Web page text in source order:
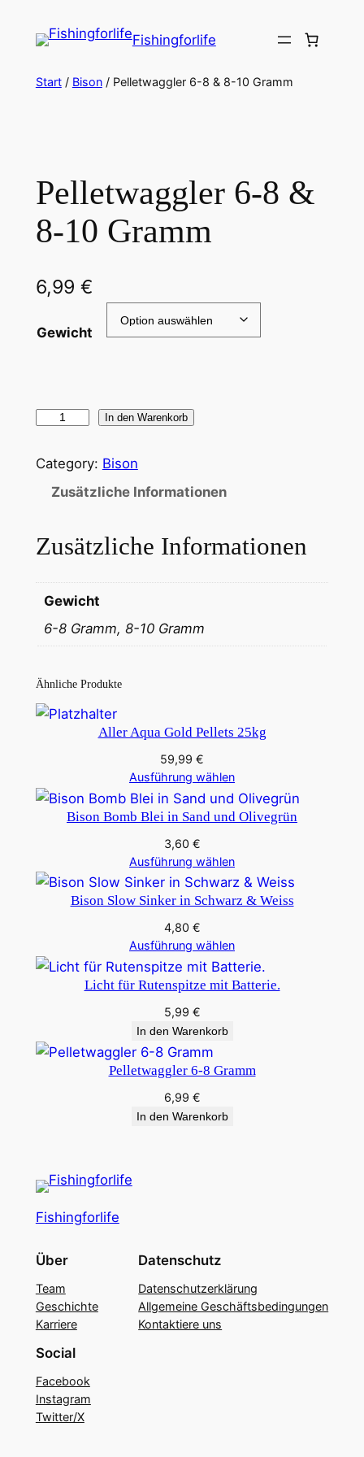
Inhalt
Fishingforlife
Start/ Bison/ Pelletwaggler 6-8 & 8-10 Gramm
Pelletwaggler 6-8 &
8-10 Gramm
6,99 €
Gewicht
l
w
g
e
6
-
-
r
M
e
In den Warenkorb
Category: Bison
Zusätzliche Informationen
Zusätzliche Informationen
Gewicht
6-8 Gramm, 8-10 Gramm
Ähnliche Produkte
Aller Aqua Gold Pellets 25kg
59,99 €
Ausführung wählen
Bison Bomb Blei in Sand und Olivegrün
3,60 €
Ausführung wählen
Bison Slow Sinker in Schwarz & Weiss
4,80 €
Ausführung wählen
Licht für Rutenspitze mit Batterie.
5,99 €
In den Warenkorb
Pelletwaggler 6-8 Gramm
6,99 €
In den Warenkorb
Fishingforlife
Über
Team
Geschichte
Karriere
Datenschutz
Datenschutzerklärung
Allgemeine Geschäftsbedingungen
Kontaktiere uns
Social
Facebook
Instagram
Twitter/X